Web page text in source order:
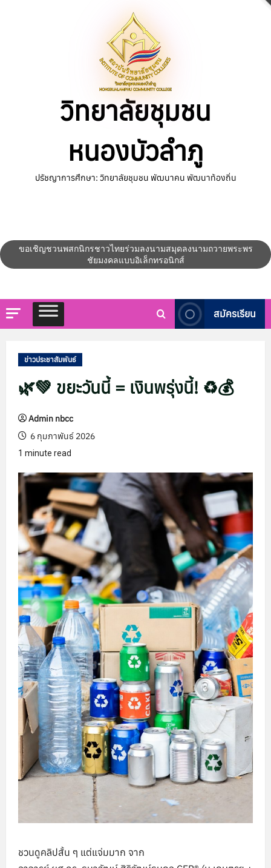
วิทยาลัยชุมชน
หนองบัวลำภู
ปรัชญาการศึกษา: วิทยาลัยชุมชน พัฒนาคน พัฒนาท้องถิ่น
สมัครเรียน
ข่าวประชาสัมพันธ์
🌿💚 ขยะวันนี้ = เงินพรุ่งนี้! ♻️💰
Admin nbcc
6 กุมภาพันธ์ 2026
1 minute read
ชวนดูคลิปสั้น ๆ แต่แจ่มมาก จาก